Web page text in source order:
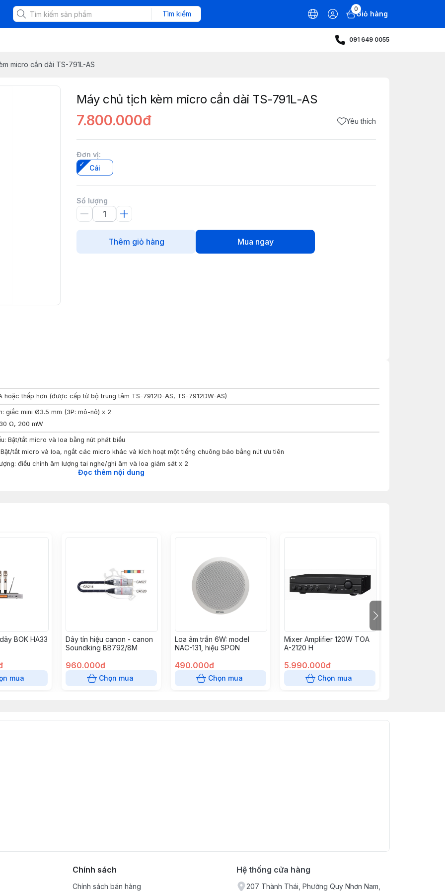
Tìm kiếm
0
Giỏ hàng
091 649 0055
micro cần dài TS-791L-AS
Máy chủ tịch kèm micro cần dài TS-791L-AS
7.800.000đ Yêu thích
Đơn vị:
Cái
Số lượng
Thêm giỏ hàng Mua ngay
hoặc thấp hơn (được cấp từ bộ trung tâm TS-7912D-AS, TS-7912DW-AS)
giắc mini Ø3.5 mm (3P: mô-nô) x 2
Ω, 200 mW
Bật/tắt micro và loa bằng nút phát biểu
tắt micro và loa, ngắt các micro khác và kích hoạt một tiếng chuông báo bằng nút ưu tiên
điều chỉnh âm lượng tai nghe/ghi âm và loa giám sát x 2
kHz 0 dB = 1 V/Pa)
Đèn hiển thị phát biểu (dạng tròn), màu xanh dương
hơn (không ngưng tụ)
(C) × 150.5 (S) mm (không bao gồm micro)
1
790-3-AS, YR-790-10-AS
Đọc thêm nội dung
BOK HA33
mua
Dây tín hiệu canon - canon
Soundking BB792/8M
960.000đ
Chọn mua
Loa âm trần 6W: model
NAC-131, hiệu SPON
490.000đ
Chọn mua
Mixer Amplifier 120W TOA
A-2120 H
5.990.000đ
Chọn mua
Chính sách
Chính sách bán hàng
Hệ thống cửa hàng
207 Thành Thái, Phường Quy Nhơn Nam,